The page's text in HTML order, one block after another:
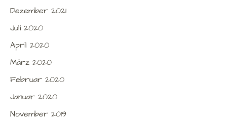
Dezember 2021
Juli 2020
April 2020
März 2020
Februar 2020
Januar 2020
November 2019